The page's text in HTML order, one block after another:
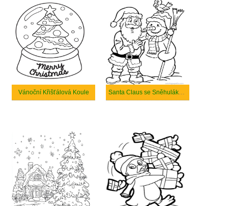
Vánoční Křišťálová Koule Santa Claus se Sněhulákem